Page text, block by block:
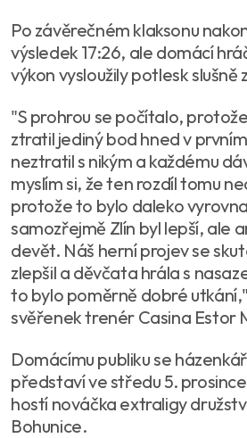
Po závěrečném klaksonu
výsledek 17:26, ale domácí
výkon vysloužily potlesk slušně
"S prohrou se počítalo,
ztratil jediný bod hned v
neztratil s nikým a každému
myslím si, že ten rozdíl tomu
protože to bylo daleko
samozřejmě Zlín byl lepší, ale
devět. Náš herní projev se
zlepšil a děvčata hrála s
to bylo poměrně dobré
svěřenek trenér Casina Estor
Domácímu publiku se
představí ve středu 5.
hostí nováčka extraligy
Bohunice.